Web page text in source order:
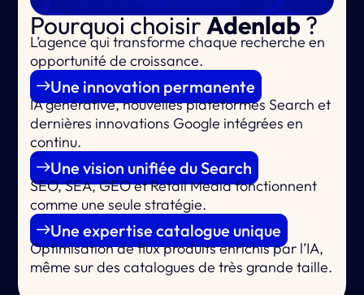
Pourquoi choisirAdenlab?
L’agence quitransforme chaque recherche en
opportunité de croissance.
Une innovation permanente
IA générative, nouvelles plateformes Search et
dernières innovations Google intégrées en
continu.
Une vision unifiée du Search
SEO, SEA, GEO et Retail Media fonctionnent
comme une seule stratégie.
Une expertise catalogue unique
Optimisation de flux produits enrichis par l’IA,
même sur des catalogues de très grande taille.